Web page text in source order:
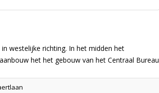
westelijke richting. In het midden het
het het gebouw van het Centraal Bureau